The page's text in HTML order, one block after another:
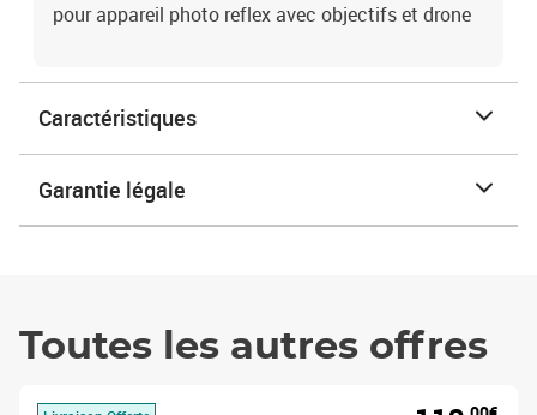
pour appareil photo reflex avec objectifs et drone
Caractéristiques
Garantie légale
Toutes les autres offres